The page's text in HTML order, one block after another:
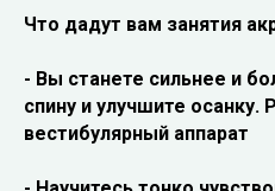
Что дадут вам занятия
- Вы станете сильнее и
спину и улучшите осанку.
вестибулярный аппарат